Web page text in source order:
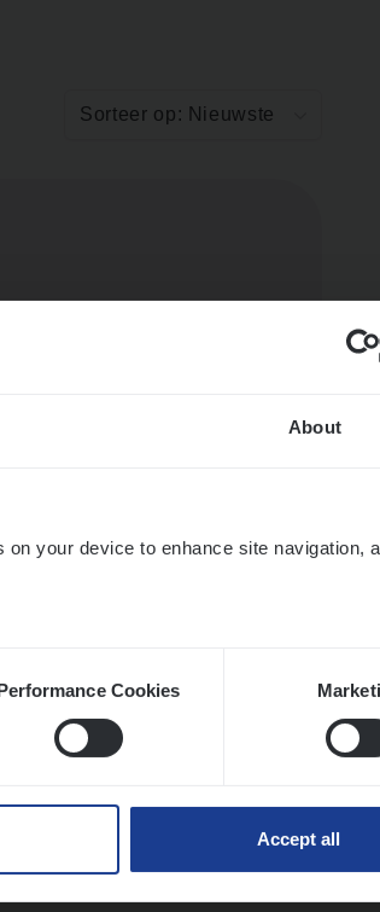
About
your device to enhance site navigation,
Cookies
Accept all
Sorteer op: Nieuwste